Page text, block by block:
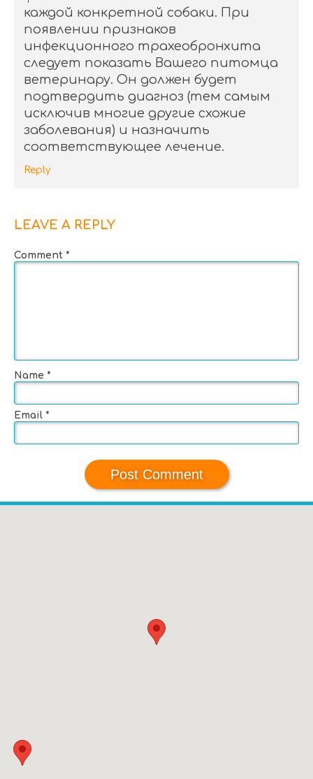
каждой конкретной собаки. При
появлении признаков
инфекционного трахеобронхита
следует показать Вашего питомца
ветеринару. Он должен будет
подтвердить диагноз (тем самым
исключив многие другие схожие
заболевания) и назначить
соответствующее лечение.
Reply
LEAVE A REPLY
Comment *
Name *
Email *